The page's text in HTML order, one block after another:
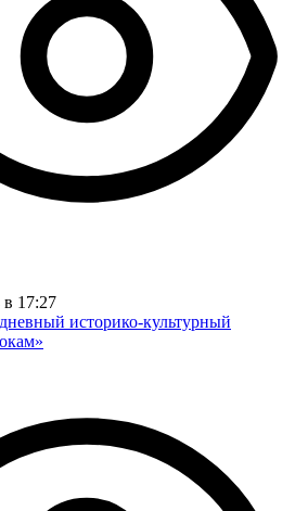
в 17:27
историко-культурный